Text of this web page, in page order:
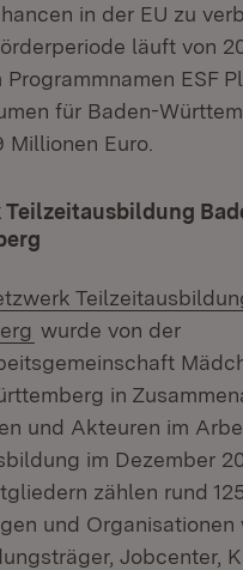
in der EU zu
läuft von
ESF
für Baden-
Millionen Euro.
Teilzeitausbildung
(Öffnet in neuem
wurde von der
in
und Akteuren im
im Dezember
zählen rund
und Organisationen
Jobcenter,